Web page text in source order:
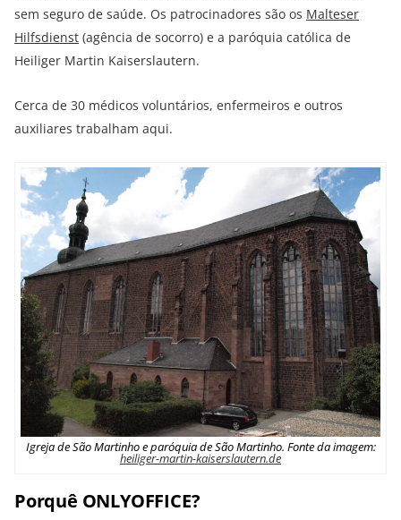
sem seguro de saúde. Os patrocinadores são os Malteser
Hilfsdienst (agência de socorro) e a paróquia católica de
Heiliger Martin Kaiserslautern.
Cerca de 30 médicos voluntários, enfermeiros e outros
auxiliares trabalham aqui.
Igreja de São Martinho e paróquia de São Martinho. Fonte da imagem:
heiliger-martin-kaiserslautern.de
Porquê ONLYOFFICE?